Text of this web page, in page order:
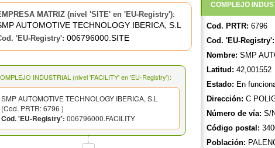
MATRIZ (nivel 'SITE' en 'EU-Registry'):
AUTOMOTIVE TECHNOLOGY IBERICA, S.L
'EU-Registry': 006796000.SITE
INDUSTRIAL (nivel 'FACILITY' en 'EU-Registry'):
SMP AUTOMOTIVE TECHNOLOGY IBERICA, S.L
(Cod. PRTR: 6796 )
Cod. 'EU-Registry': 006796000.FACILITY
COMPLEJO
Cod. PRTR: 6796
Cod. 'EU-Registry':
Nombre: SMP
Latitud: 42,001552
Estado: En
Dirección: C
Número de vía: S/
Código postal:
Población: